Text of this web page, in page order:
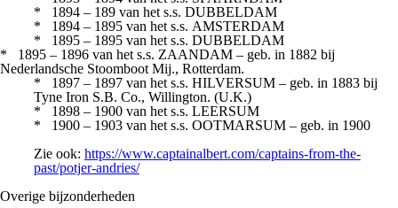
* 1894 – 189 van het s.s. DUBBELDAM
* 1894 – 1895 van het s.s. AMSTERDAM
* 1895 – 1895 van het s.s. DUBBELDAM
* 1895 – 1896 van het s.s. ZAANDAM – geb. in 1882 bij
Nederlandsche Stoomboot Mij., Rotterdam.
* 1897 – 1897 van het s.s. HILVERSUM – geb. in 1883 bij
Tyne Iron S.B. Co., Willington. (U.K.)
* 1898 – 1900 van het s.s. LEERSUM
* 1900 – 1903 van het s.s. OOTMARSUM – geb. in 1900
Zie ook: https://www.captainalbert.com/captains-from-the-
past/potjer-andries/
Overige bijzonderheden